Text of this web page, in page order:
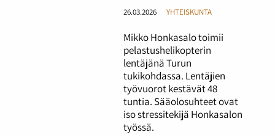
26.03.2026 YHTEISKUNTA
Mikko Honkasalo toimii
pelastushelikopterin
lentäjänä Turun
tukikohdassa. Lentäjien
työvuorot kestävät 48
tuntia. Sääolosuhteet ovat
iso stressitekijä Honkasalon
työssä.